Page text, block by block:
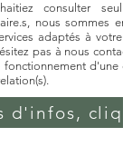
consulter
nous sommes
adaptés à votre
pas à nous
d'une
d'infos,